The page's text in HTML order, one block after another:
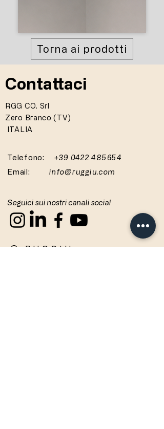
Torna ai prodotti
Contattaci
RGG CO. Srl
Zero Branco (TV)
ITALIA
Telefono:
+39 0422 485654
Email: info@ruggiu.com
Seguici sui nostri canali social
© RUGGIU -